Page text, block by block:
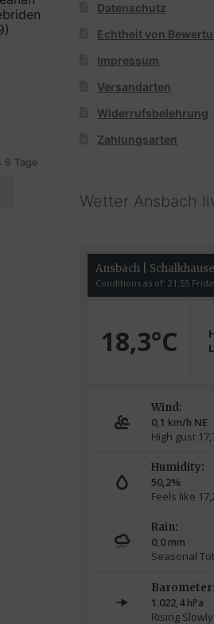
€.
6 Tage
Datenschutz
Echtheit von
Impressum
Versandarten
Widerrufsbelehrung
Zahlungsarten
Wetter Ansbach